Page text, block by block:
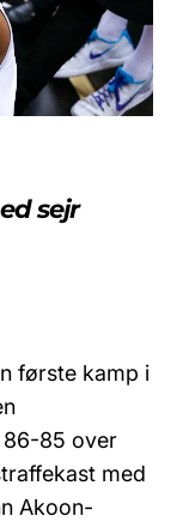
sejr
første kamp i
86-85 over
med
Akoon-